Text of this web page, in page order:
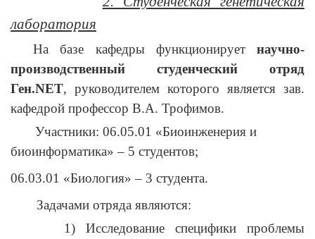
лаборатория
На базе кафедры функционирует научно-
производственный студенческий отряд
Ген.NET, руководителем которого является зав.
кафедрой профессор В.А. Трофимов.
Участники: 06.05.01 «Биоинженерия и
биоинформатика» – 5 студентов;
06.03.01 «Биология» – 3 студента.
Задачами отряда являются:
1) Исследование специфики проблемы